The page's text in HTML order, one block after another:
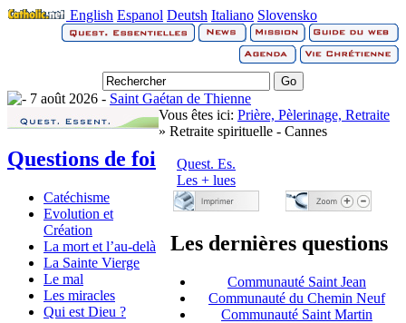
English Espanol Deutsh Italiano Slovensko
7 août 2026 - Saint Gaétan de Thienne
Questions de foi
Catéchisme
Evolution et
Création
La mort et l’au-delà
La Sainte Vierge
Le mal
Les miracles
Qui est Dieu ?
Vous êtes ici: Prière, Pèlerinage, Retraite
» Retraite spirituelle - Cannes
Quest. Es.
Les + lues
Les dernières questions
Communauté Saint Jean
Communauté du Chemin Neuf
Communauté Saint Martin